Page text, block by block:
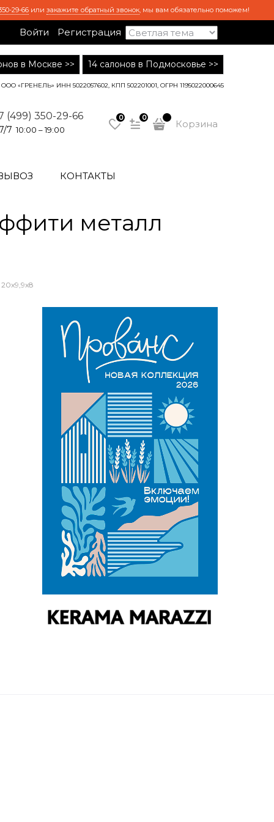
29-66 или закажите обратный звонок, мы вам обязательно поможем!
Войти Регистрация
в Москве >> 14 салонов в Подмосковье >>
ООО «ГРЕНЕЛЬ» ИНН 5022057602, КПП 502201001, ОГРН 1195022000645
(499) 350-29-66
7 10:00 – 19:00
0 0
Корзина
КОНТАКТЫ
металл